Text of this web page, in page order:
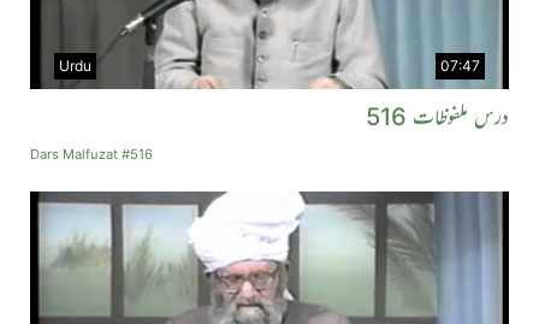
07:47
Urdu
درس ملفوظات 516
Dars Malfuzat #516